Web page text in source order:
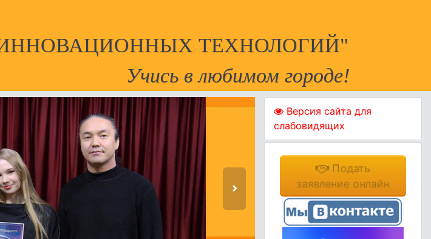
ТЕХНОЛОГИЙ"
Учись в любимом городе!
Версия сайта для
слабовидящих
Подать
заявление онлайн